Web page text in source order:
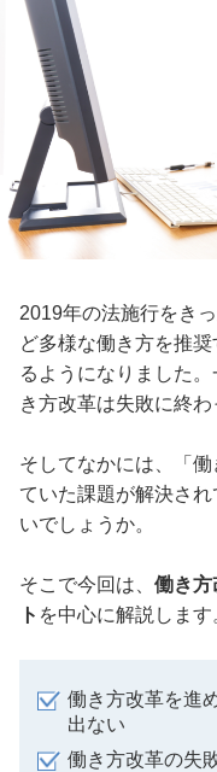
2019年の法施行をき
ど多様な働き方を推
るようになりました
き方改革は失敗に終わ
そしてなかには、「
ていた課題が解決さ
いでしょうか。
そこで今回は、 働き方
ト を中心に解説します
働き方改革を進
出ない
働き方改革の失